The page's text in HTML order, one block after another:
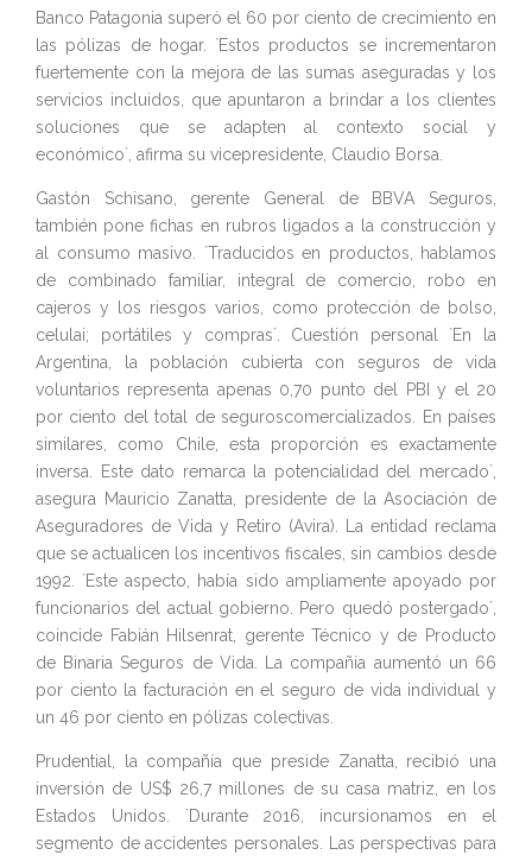
Banco Patagonia superó el 60 por ciento de crecimiento en
las pólizas de hogar. `Estos productos se incrementaron
fuertemente con la mejora de las sumas aseguradas y los
servicios incluidos, que apuntaron a brindar a los clientes
soluciones que se adapten al contexto social y
económico`, afirma su vicepresidente, Claudio Borsa.
Gastón Schisano, gerente General de BBVA Seguros,
también pone fichas en rubros ligados a la construcción y
al consumo masivo. `Traducidos en productos, hablamos
de combinado familiar, integral de comercio, robo en
cajeros y los riesgos varios, como protección de bolso,
celulai; portátiles y compras`. Cuestión personal `En la
Argentina, la población cubierta con seguros de vida
voluntarios representa apenas 0,70 punto del PBI y el 20
por ciento del total de seguroscomercializados. En países
similares, como Chile, esta proporción es exactamente
inversa. Este dato remarca la potencialidad del mercado`,
asegura Mauricio Zanatta, presidente de la Asociación de
Aseguradores de Vida y Retiro (Avira). La entidad reclama
que se actualicen los incentivos fiscales, sin cambios desde
1992. `Este aspecto, había sido ampliamente apoyado por
funcionarios del actual gobierno. Pero quedó postergado`,
coincide Fabián Hilsenrat, gerente Técnico y de Producto
de Binaria Seguros de Vida. La compañía aumentó un 66
por ciento la facturación en el seguro de vida individual y
un 46 por ciento en pólizas colectivas.
Prudential, la compañía que preside Zanatta, recibió una
inversión de US$ 26,7 millones de su casa matriz, en los
Estados Unidos. `Durante 2016, incursionamos en el
segmento de accidentes personales. Las perspectivas para